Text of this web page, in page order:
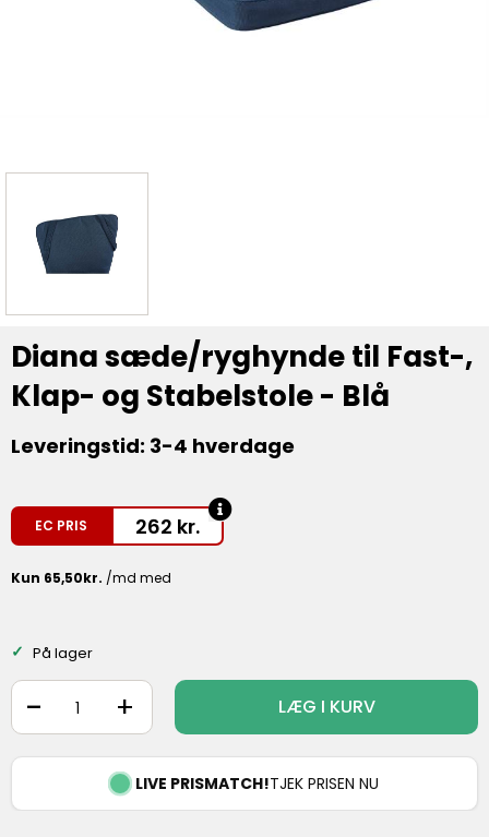
Diana sæde/ryghynde til Fast-,
Klap- og Stabelstole - Blå
Leveringstid: 3-4 hverdage
EC PRIS 262 kr.
På lager
+
- LÆG I KURV
LIVE PRISMATCH!TJEK PRISEN NU